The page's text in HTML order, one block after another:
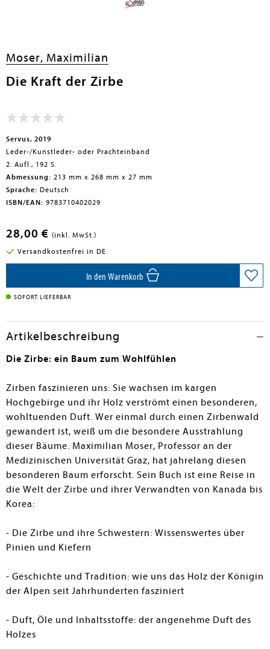
Moser, Maximilian
Die Kraft der Zirbe
Servus, 2019
Leder-/Kunstleder- oder Prachteinband
2. Aufl., 192 S.
Abmessung: 213 mm x 268 mm x 27 mm
Sprache: Deutsch
ISBN/EAN: 9783710402029
28,00 € (inkl. MwSt.)
Versandkostenfrei in DE
In den Warenkorb
SOFORT LIEFERBAR
Artikelbeschreibung
Die Zirbe: ein Baum zum Wohlfühlen
Zirben faszinieren uns: Sie wachsen im kargen
Hochgebirge und ihr Holz verströmt einen besonderen,
wohltuenden Duft. Wer einmal durch einen Zirbenwald
gewandert ist, weiß um die besondere Ausstrahlung
dieser Bäume. Maximilian Moser, Professor an der
Medizinischen Universität Graz, hat jahrelang diesen
besonderen Baum erforscht. Sein Buch ist eine Reise in
die Welt der Zirbe und ihrer Verwandten von Kanada bis
Korea:
- Die Zirbe und ihre Schwestern: Wissenswertes über
Pinien und Kiefern
- Geschichte und Tradition: wie uns das Holz der Königin
der Alpen seit Jahrhunderten fasziniert
- Duft, Öle und Inhaltsstoffe: der angenehme Duft des
Holzes